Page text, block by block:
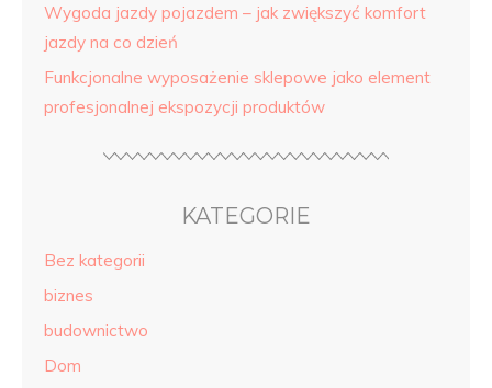
Wygoda jazdy pojazdem – jak zwiększyć komfort
jazdy na co dzień
Funkcjonalne wyposażenie sklepowe jako element
profesjonalnej ekspozycji produktów
KATEGORIE
Bez kategorii
biznes
budownictwo
Dom